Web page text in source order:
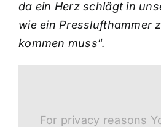
da ein Herz schlägt in
wie ein Presslufthammer
kommen muss“.
For privacy reasons